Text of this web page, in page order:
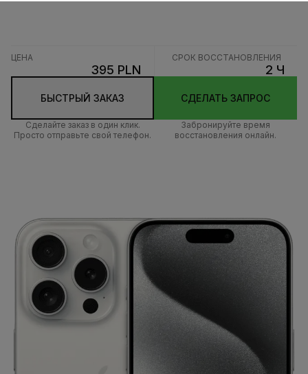
ЦЕНА
395 PLN
СРОК ВОССТАНОВЛЕНИЯ
2 Ч
БЫСТРЫЙ ЗАКАЗ
Сделайте заказ в один клик.
Просто отправьте свой телефон.
СДЕЛАТЬ ЗАПРОС
Забронируйте время
восстановления онлайн.